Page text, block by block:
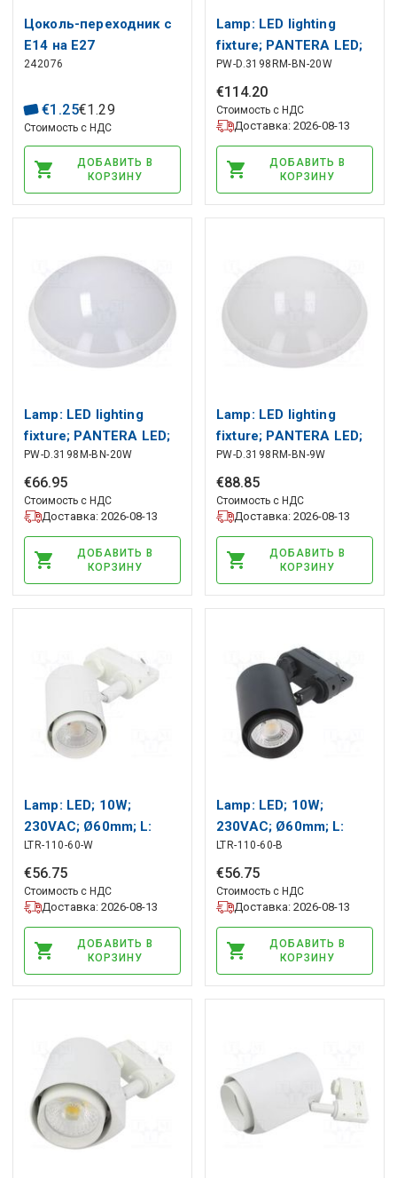
Цоколь-переходник с
E14 на E27
242076
€1 .25€1 .29
Стоимость с НДС
ДОБАВИТЬ В
КОРЗИНУ
Lamp: LED lighting
fixture; PANTERA LED;
polycarbonate; 4000K
PAWBOL
PW-D.3198RM-BN-20W
€114.20
Стоимость с НДС
Доставка: 2026-08-13
ДОБАВИТЬ В
КОРЗИНУ
Lamp: LED lighting
fixture; PANTERA LED;
polycarbonate; 4000K
PAWBOL
PW-D.3198M-BN-20W
€66.95
Стоимость с НДС
Доставка: 2026-08-13
ДОБАВИТЬ В
КОРЗИНУ
Lamp: LED lighting
fixture; PANTERA LED;
polycarbonate; 4000K
PAWBOL
PW-D.3198RM-BN-9W
€88.85
Стоимость с НДС
Доставка: 2026-08-13
ДОБАВИТЬ В
КОРЗИНУ
Lamp: LED; 10W;
230VAC; Ø60mm; L:
95mm; 3000K; IP44;
1000lm; H: 143mm
LEDDEX
LTR-110-60-W
€56.75
Стоимость с НДС
Доставка: 2026-08-13
ДОБАВИТЬ В
КОРЗИНУ
Lamp: LED; 10W;
230VAC; Ø60mm; L:
95mm; 3000K; IP44;
1000lm; H: 143mm
LEDDEX
LTR-110-60-B
€56.75
Стоимость с НДС
Доставка: 2026-08-13
ДОБАВИТЬ В
КОРЗИНУ